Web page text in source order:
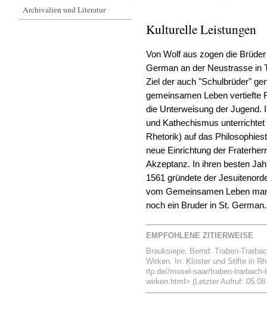
Archivalien und Literatur
Kulturelle Leistungen
Von Wolf aus zogen die
German an der Neustrasse in
Ziel der auch "Schulbrüder"
gemeinsamen Leben vertiefte
die Unterweisung der Jugend.
und Kathechismus
Rhetorik) auf das
neue Einrichtung der
Akzeptanz. In ihren besten
1561 gründete der
vom Gemeinsamen Leben
noch ein Bruder in St. German.
EMPFOHLENE ZITIERWEISE
Brauksiepe, Bernd: Traben-
Wirken. In: Klöster und Stifte in
rlp.de//mosel-saar/traben-
wirken.html> (Letzter Aufruf: